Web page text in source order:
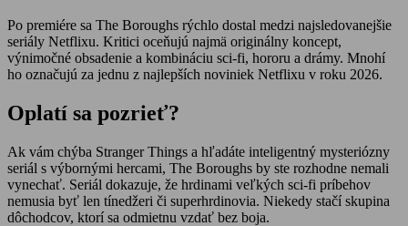
Po premiére sa The Boroughs rýchlo dostal medzi najsledovanejšie
seriály Netflixu. Kritici oceňujú najmä originálny koncept,
výnimočné obsadenie a kombináciu sci-fi, hororu a drámy. Mnohí
ho označujú za jednu z najlepších noviniek Netflixu v roku 2026.
Oplatí sa pozrieť?
Ak vám chýba Stranger Things a hľadáte inteligentný mysteriózny
seriál s výbornými hercami, The Boroughs by ste rozhodne nemali
vynechať. Seriál dokazuje, že hrdinami veľkých sci-fi príbehov
nemusia byť len tínedžeri či superhrdinovia. Niekedy stačí skupina
dôchodcov, ktorí sa odmietnu vzdať bez boja.